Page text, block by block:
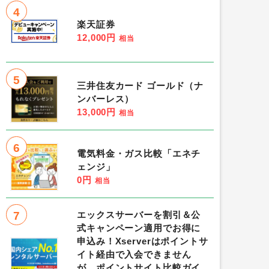
4
楽天証券
12,000円 相当
5
三井住友カード ゴールド（ナ
ンバーレス）
13,000円 相当
6
電気料金・ガス比較「エネチ
ェンジ」
0円 相当
7
エックスサーバーを割引＆公
式キャンペーン適用でお得に
申込み！Xserverはポイントサ
イト経由で入会できません